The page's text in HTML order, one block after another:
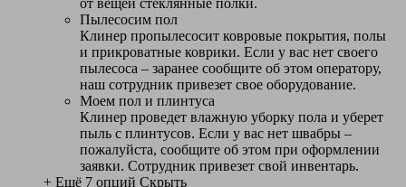
от вещей стеклянные полки.
Пылесосим пол
Клинер пропылесосит ковровые покрытия, полы
и прикроватные коврики. Если у вас нет своего
пылесоса – заранее сообщите об этом оператору,
наш сотрудник привезет свое оборудование.
Моем пол и плинтуса
Клинер проведет влажную уборку пола и уберет
пыль с плинтусов. Если у вас нет швабры –
пожалуйста, сообщите об этом при оформлении
заявки. Сотрудник привезет свой инвентарь.
+ Ещё 7 опций Скрыть